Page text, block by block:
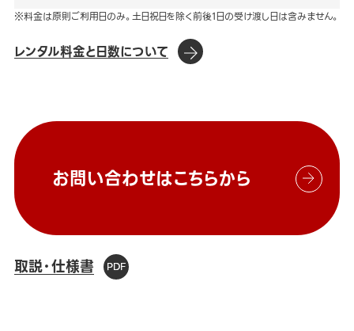
※料金は原則ご利用日のみ。土日祝日を除く前後1日の受け渡し日は含みません。
レンタル料金と日数について
お問い合わせはこちらから
取説・仕様書